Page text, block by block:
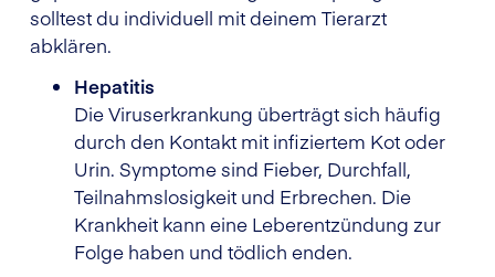
solltest du individuell mit deinem Tierarzt
abklären.
Hepatitis
Die Viruserkrankung überträgt sich häufig
durch den Kontakt mit infiziertem Kot oder
Urin. Symptome sind Fieber, Durchfall,
Teilnahmslosigkeit und Erbrechen. Die
Krankheit kann eine Leberentzündung zur
Folge haben und tödlich enden.